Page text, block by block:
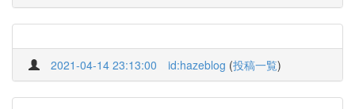
2021-04-14 23:13:00 id:hazeblog (投稿一覧)